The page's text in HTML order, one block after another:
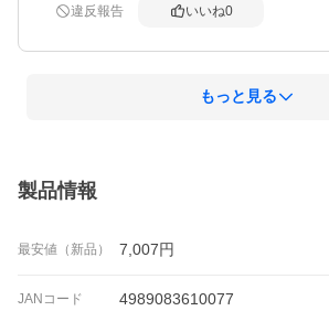
違反報告 いいね0
もっと見る
製品情報
最安値（新品） 7,007円
JANコード 4989083610077